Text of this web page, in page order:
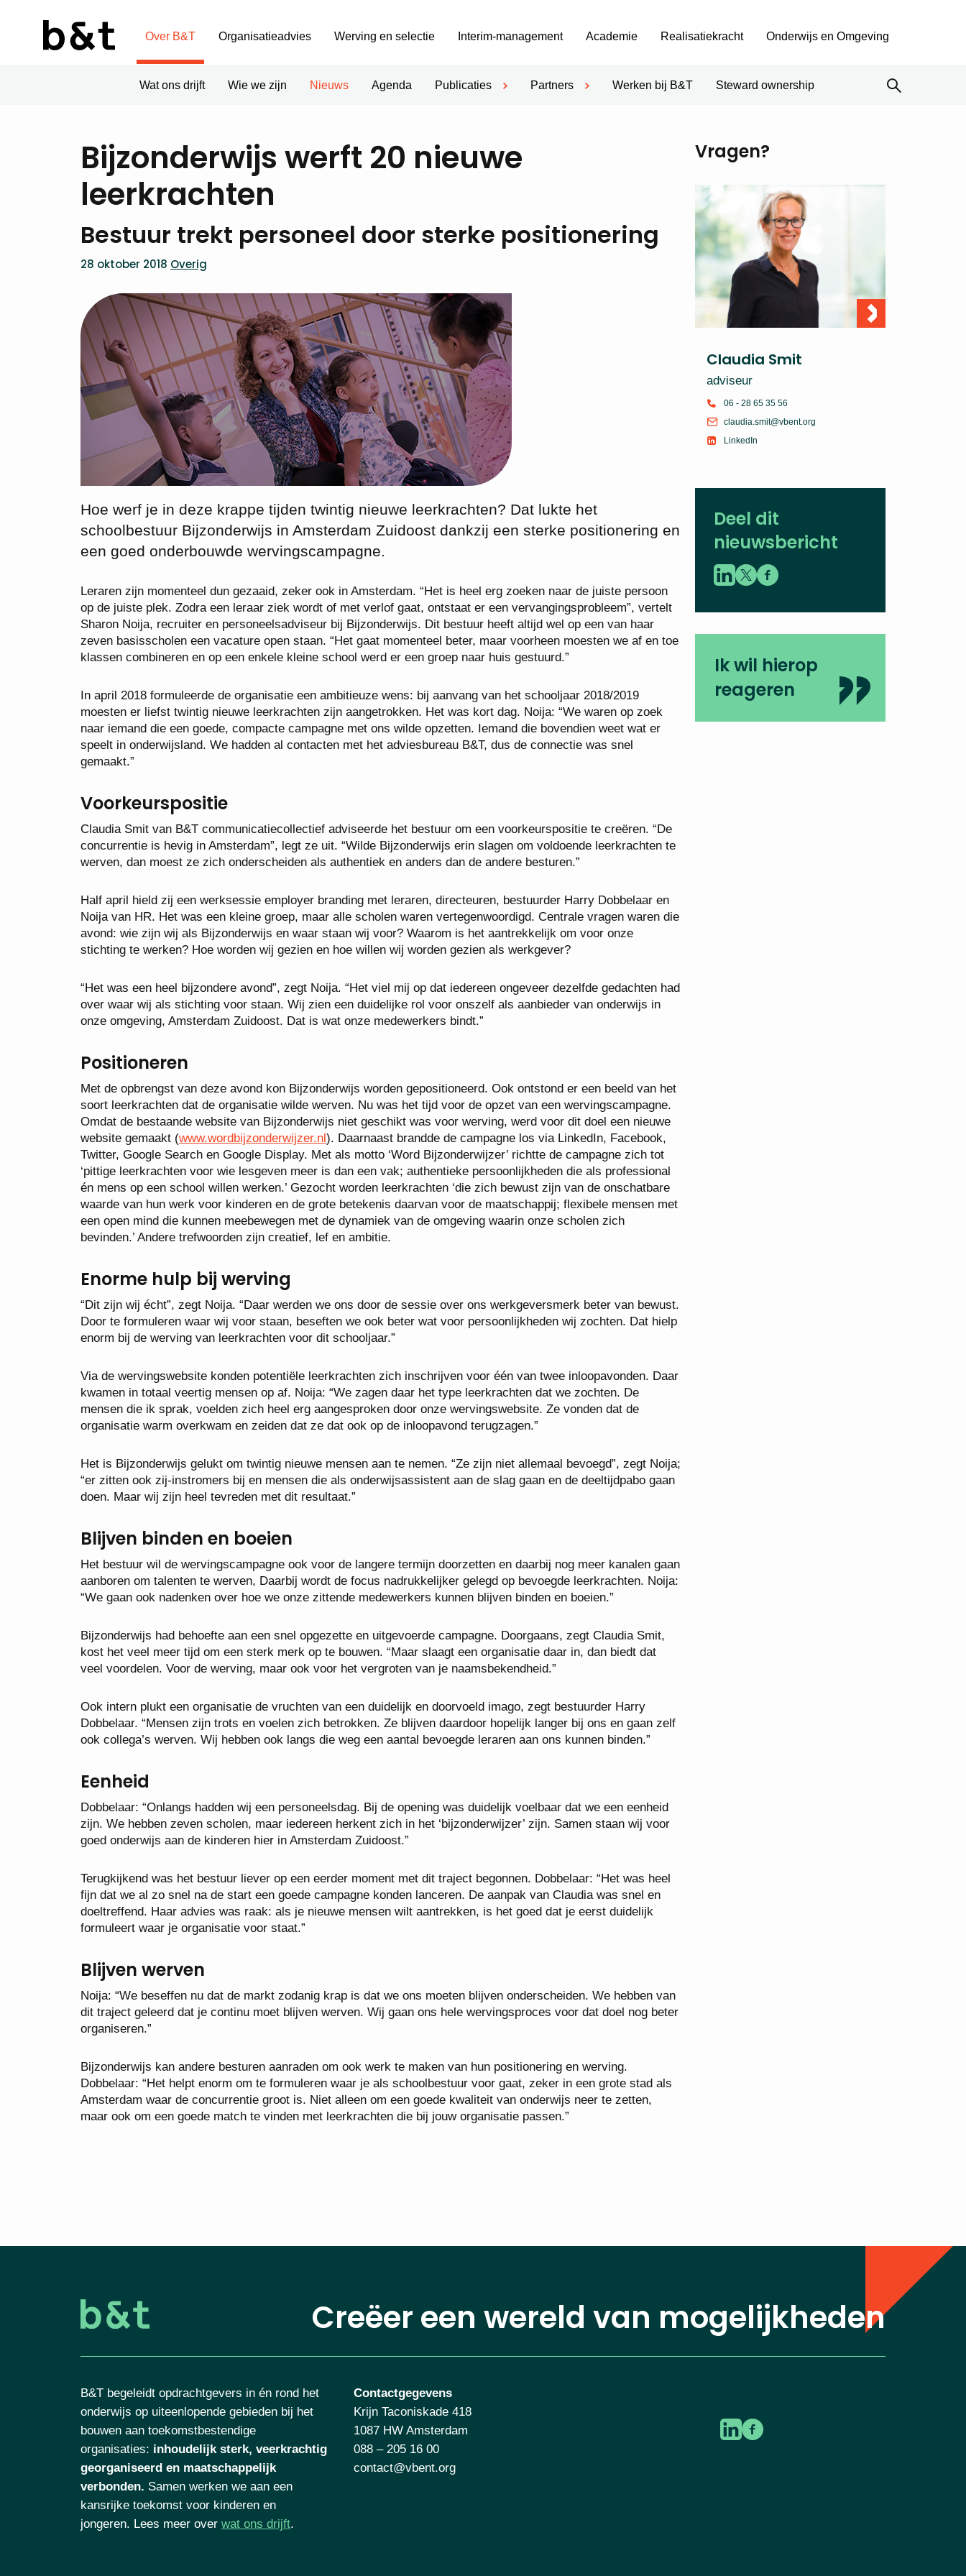
Over B&T
Wat ons drijft Wie we zijn Nieuws Agenda Publicaties Partners Werken bij B&T Steward ownership
Organisatieadvies Werving en selectie Interim-management Academie Realisatiekracht Onderwijs en Omgeving
Bijzonderwijs werft 20 nieuwe
leerkrachten
Bestuur trekt personeel door sterke positionering
28 oktober 2018 Overig
Hoe werf je in deze krappe tijden twintig nieuwe leerkrachten? Dat lukte het
schoolbestuur Bijzonderwijs in Amsterdam Zuidoost dankzij een sterke positionering en
een goed onderbouwde wervingscampagne.
Leraren zijn momenteel dun gezaaid, zeker ook in Amsterdam. “Het is heel erg zoeken naar de juiste persoon
op de juiste plek. Zodra een leraar ziek wordt of met verlof gaat, ontstaat er een vervangingsprobleem”, vertelt
Sharon Noija, recruiter en personeelsadviseur bij Bijzonderwijs. Dit bestuur heeft altijd wel op een van haar
zeven basisscholen een vacature open staan. “Het gaat momenteel beter, maar voorheen moesten we af en toe
klassen combineren en op een enkele kleine school werd er een groep naar huis gestuurd.”
In april 2018 formuleerde de organisatie een ambitieuze wens: bij aanvang van het schooljaar 2018/2019
moesten er liefst twintig nieuwe leerkrachten zijn aangetrokken. Het was kort dag. Noija: “We waren op zoek
naar iemand die een goede, compacte campagne met ons wilde opzetten. Iemand die bovendien weet wat er
speelt in onderwijsland. We hadden al contacten met het adviesbureau B&T, dus de connectie was snel
gemaakt.”
Voorkeurspositie
Claudia Smit van B&T communicatiecollectief adviseerde het bestuur om een voorkeurspositie te creëren. “De
concurrentie is hevig in Amsterdam”, legt ze uit. “Wilde Bijzonderwijs erin slagen om voldoende leerkrachten te
werven, dan moest ze zich onderscheiden als authentiek en anders dan de andere besturen.”
Half april hield zij een werksessie employer branding met leraren, directeuren, bestuurder Harry Dobbelaar en
Noija van HR. Het was een kleine groep, maar alle scholen waren vertegenwoordigd. Centrale vragen waren die
avond: wie zijn wij als Bijzonderwijs en waar staan wij voor? Waarom is het aantrekkelijk om voor onze
stichting te werken? Hoe worden wij gezien en hoe willen wij worden gezien als werkgever?
“Het was een heel bijzondere avond”, zegt Noija. “Het viel mij op dat iedereen ongeveer dezelfde gedachten had
over waar wij als stichting voor staan. Wij zien een duidelijke rol voor onszelf als aanbieder van onderwijs in
onze omgeving, Amsterdam Zuidoost. Dat is wat onze medewerkers bindt.”
Positioneren
Met de opbrengst van deze avond kon Bijzonderwijs worden gepositioneerd. Ook ontstond er een beeld van het
soort leerkrachten dat de organisatie wilde werven. Nu was het tijd voor de opzet van een wervingscampagne.
Omdat de bestaande website van Bijzonderwijs niet geschikt was voor werving, werd voor dit doel een nieuwe
website gemaakt (www.wordbijzonderwijzer.nl). Daarnaast brandde de campagne los via LinkedIn, Facebook,
Twitter, Google Search en Google Display. Met als motto ‘Word Bijzonderwijzer’ richtte de campagne zich tot
‘pittige leerkrachten voor wie lesgeven meer is dan een vak; authentieke persoonlijkheden die als professional
én mens op een school willen werken.’ Gezocht worden leerkrachten ‘die zich bewust zijn van de onschatbare
waarde van hun werk voor kinderen en de grote betekenis daarvan voor de maatschappij; flexibele mensen met
een open mind die kunnen meebewegen met de dynamiek van de omgeving waarin onze scholen zich
bevinden.’ Andere trefwoorden zijn creatief, lef en ambitie.
Enorme hulp bij werving
“Dit zijn wij écht”, zegt Noija. “Daar werden we ons door de sessie over ons werkgeversmerk beter van bewust.
Door te formuleren waar wij voor staan, beseften we ook beter wat voor persoonlijkheden wij zochten. Dat hielp
enorm bij de werving van leerkrachten voor dit schooljaar.”
Via de wervingswebsite konden potentiële leerkrachten zich inschrijven voor één van twee inloopavonden. Daar
kwamen in totaal veertig mensen op af. Noija: “We zagen daar het type leerkrachten dat we zochten. De
mensen die ik sprak, voelden zich heel erg aangesproken door onze wervingswebsite. Ze vonden dat de
organisatie warm overkwam en zeiden dat ze dat ook op de inloopavond terugzagen.”
Het is Bijzonderwijs gelukt om twintig nieuwe mensen aan te nemen. “Ze zijn niet allemaal bevoegd”, zegt Noija;
“er zitten ook zij-instromers bij en mensen die als onderwijsassistent aan de slag gaan en de deeltijdpabo gaan
doen. Maar wij zijn heel tevreden met dit resultaat.”
Blijven binden en boeien
Het bestuur wil de wervingscampagne ook voor de langere termijn doorzetten en daarbij nog meer kanalen gaan
aanboren om talenten te werven, Daarbij wordt de focus nadrukkelijker gelegd op bevoegde leerkrachten. Noija:
“We gaan ook nadenken over hoe we onze zittende medewerkers kunnen blijven binden en boeien.”
Bijzonderwijs had behoefte aan een snel opgezette en uitgevoerde campagne. Doorgaans, zegt Claudia Smit,
kost het veel meer tijd om een sterk merk op te bouwen. “Maar slaagt een organisatie daar in, dan biedt dat
veel voordelen. Voor de werving, maar ook voor het vergroten van je naamsbekendheid.”
Ook intern plukt een organisatie de vruchten van een duidelijk en doorvoeld imago, zegt bestuurder Harry
Dobbelaar. “Mensen zijn trots en voelen zich betrokken. Ze blijven daardoor hopelijk langer bij ons en gaan zelf
ook collega’s werven. Wij hebben ook langs die weg een aantal bevoegde leraren aan ons kunnen binden.”
Eenheid
Dobbelaar: “Onlangs hadden wij een personeelsdag. Bij de opening was duidelijk voelbaar dat we een eenheid
zijn. We hebben zeven scholen, maar iedereen herkent zich in het ‘bijzonderwijzer’ zijn. Samen staan wij voor
goed onderwijs aan de kinderen hier in Amsterdam Zuidoost.”
Terugkijkend was het bestuur liever op een eerder moment met dit traject begonnen. Dobbelaar: “Het was heel
fijn dat we al zo snel na de start een goede campagne konden lanceren. De aanpak van Claudia was snel en
doeltreffend. Haar advies was raak: als je nieuwe mensen wilt aantrekken, is het goed dat je eerst duidelijk
formuleert waar je organisatie voor staat.”
Blijven werven
Noija: “We beseffen nu dat de markt zodanig krap is dat we ons moeten blijven onderscheiden. We hebben van
dit traject geleerd dat je continu moet blijven werven. Wij gaan ons hele wervingsproces voor dat doel nog beter
organiseren.”
Bijzonderwijs kan andere besturen aanraden om ook werk te maken van hun positionering en werving.
Dobbelaar: “Het helpt enorm om te formuleren waar je als schoolbestuur voor gaat, zeker in een grote stad als
Amsterdam waar de concurrentie groot is. Niet alleen om een goede kwaliteit van onderwijs neer te zetten,
maar ook om een goede match te vinden met leerkrachten die bij jouw organisatie passen.”
Vragen?
Claudia Smit
adviseur
06 - 28 65 35 56
claudia.smit@vbent.org
LinkedIn
Deel dit
nieuwsbericht
Ik wil hierop
reageren
Creëer een wereld van mogelijkheden
B&T begeleidt opdrachtgevers in én rond het
onderwijs op uiteenlopende gebieden bij het
bouwen aan toekomstbestendige
organisaties: inhoudelijk sterk, veerkrachtig
georganiseerd en maatschappelijk
verbonden. Samen werken we aan een
kansrijke toekomst voor kinderen en
jongeren. Lees meer over wat ons drijft.
Contactgegevens
Krijn Taconiskade 418
1087 HW Amsterdam
088 – 205 16 00
contact@vbent.org